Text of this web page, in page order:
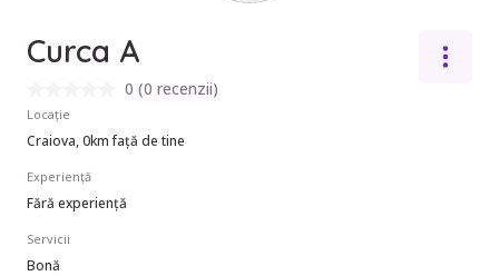
Curca A
0 (0 recenzii)
Locație
Craiova, 0km față de tine
Experiență
Fără experiență
Servicii
Bonă